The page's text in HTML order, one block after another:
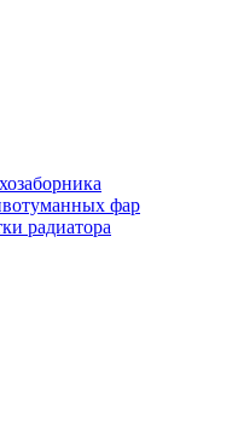
фар
радиатора